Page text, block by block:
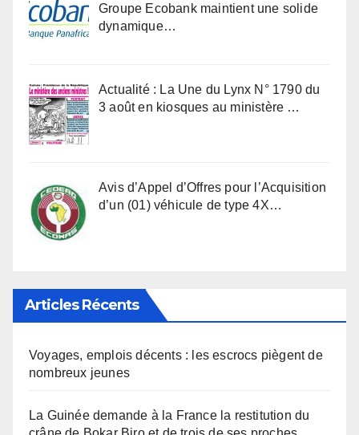
Groupe Ecobank maintient une solide
dynamique…
Actualité : La Une du Lynx N° 1790 du
3 août en kiosques au ministère …
Avis d’Appel d’Offres pour l’Acquisition
d’un (01) véhicule de type 4X…
Articles Récents
Voyages, emplois décents : les escrocs piègent de
nombreux jeunes
La Guinée demande à la France la restitution du